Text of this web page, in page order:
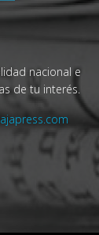
nacional e
de tu interés.